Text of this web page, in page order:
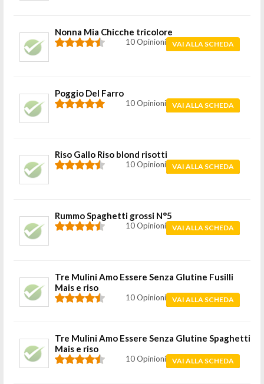
Nonna Mia Chicche tricolore
10 Opinioni VAI ALLA SCHEDA
Poggio Del Farro
10 Opinioni VAI ALLA SCHEDA
Riso Gallo Riso blond risotti
10 Opinioni VAI ALLA SCHEDA
Rummo Spaghetti grossi N°5
10 Opinioni VAI ALLA SCHEDA
Tre Mulini Amo Essere Senza Glutine Fusilli
Mais e riso
10 Opinioni VAI ALLA SCHEDA
Tre Mulini Amo Essere Senza Glutine Spaghetti
Mais e riso
10 Opinioni VAI ALLA SCHEDA